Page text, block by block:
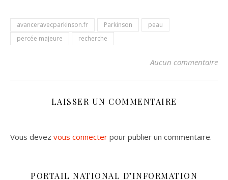
avanceravecparkinson.fr Parkinson
peau
percée majeure
recherche
Aucun commentaire
LAISSER UN COMMENTAIRE
Vous devez vous connecter pour publier un commentaire.
PORTAIL NATIONAL D’INFORMATION